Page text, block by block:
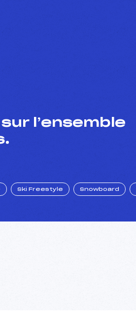
l’ensemble
Ski Freestyle Snowboard